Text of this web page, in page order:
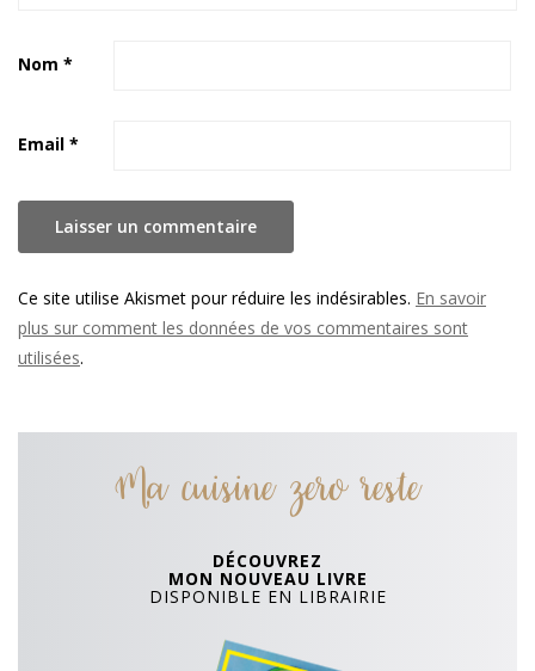
Nom *
Email *
Ce site utilise Akismet pour réduire les indésirables. En savoir
plus sur comment les données de vos commentaires sont
utilisées.
Ma cuisine zero reste
DÉCOUVREZ
MON NOUVEAU LIVRE
DISPONIBLE EN LIBRAIRIE